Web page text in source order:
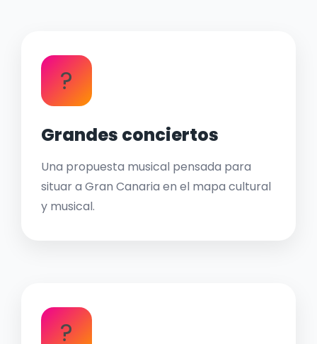
?
Grandes conciertos
Una propuesta musical pensada para
situar a Gran Canaria en el mapa cultural
y musical.
?